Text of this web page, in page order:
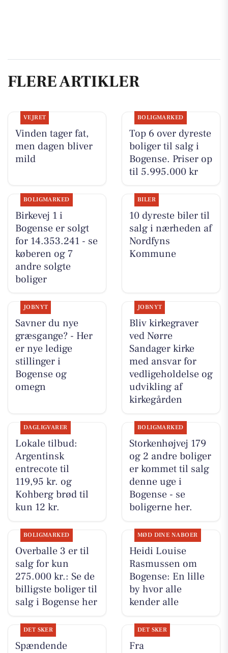
FLERE ARTIKLER
VEJRET
Vinden tager fat,
men dagen bliver
mild
BOLIGMARKED
Top 6 over dyreste
boliger til salg i
Bogense. Priser op
til 5.995.000 kr
BOLIGMARKED
Birkevej 1 i
Bogense er solgt
for 14.353.241 - se
køberen og 7
andre solgte
boliger
BILER
10 dyreste biler til
salg i nærheden af
Nordfyns
Kommune
JOBNYT
Savner du nye
græsgange? - Her
er nye ledige
stillinger i
Bogense og
omegn
JOBNYT
Bliv kirkegraver
ved Nørre
Sandager kirke
med ansvar for
vedligeholdelse og
udvikling af
kirkegården
DAGLIGVARER
Lokale tilbud:
Argentinsk
entrecote til
119,95 kr. og
Kohberg brød til
kun 12 kr.
BOLIGMARKED
Storkenhøjvej 179
og 2 andre boliger
er kommet til salg
denne uge i
Bogense - se
boligerne her.
BOLIGMARKED
Overballe 3 er til
salg for kun
275.000 kr.: Se de
billigste boliger til
salg i Bogense her
MØD DINE NABOER
Heidi Louise
Rasmussen om
Bogense: En lille
by hvor alle
kender alle
DET SKER
Spændende
DET SKER
Fra